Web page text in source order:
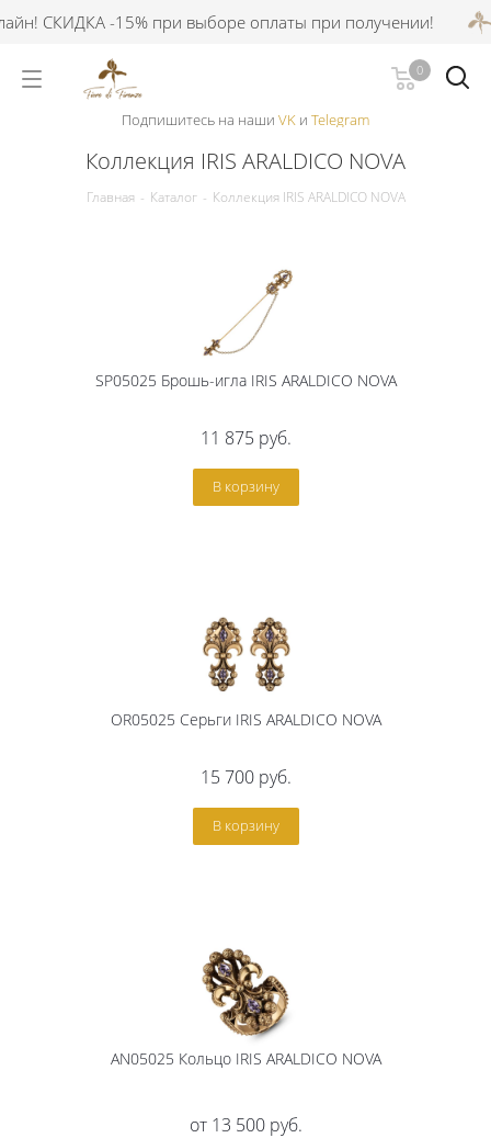
СКИДКА -15% при выборе оплаты при получении!
0
Подпишитесь на наши VK и Telegram
Коллекция IRIS ARALDICO NOVA
Главная - Каталог - Коллекция IRIS ARALDICO NOVA
SP05025 Брошь-игла IRIS ARALDICO NOVA
11 875 руб.
В корзину
OR05025 Серьги IRIS ARALDICO NOVA
15 700 руб.
В корзину
AN05025 Кольцо IRIS ARALDICO NOVA
от 13 500 руб.